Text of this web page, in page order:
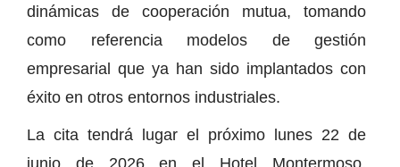
dinámicas de cooperación mutua, tomando
como referencia modelos de gestión
empresarial que ya han sido implantados con
éxito en otros entornos industriales.
La cita tendrá lugar el próximo lunes 22 de
junio de 2026 en el Hotel Montermoso,